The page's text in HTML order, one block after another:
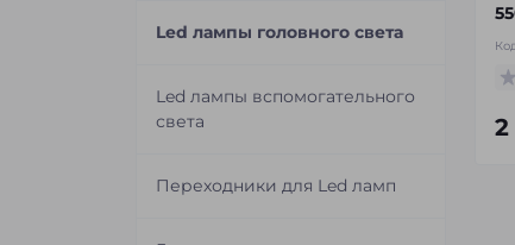
Ксеноновые линзы
Переходные рамки для
замены линз
Маски для линз
Led лампы головного света
Led лампы вспомогательного
света
Переходники для Led ламп
2